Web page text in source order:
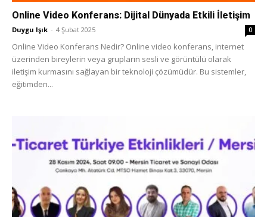
Online Video Konferans: Dijital Dünyada Etkili İletişim
Duygu Işık - 4 Şubat 2025 0
Online Video Konferans Nedir? Online video konferans, internet
üzerinden bireylerin veya grupların sesli ve görüntülü olarak
iletişim kurmasını sağlayan bir teknoloji çözümüdür. Bu sistemler,
eğitimden...